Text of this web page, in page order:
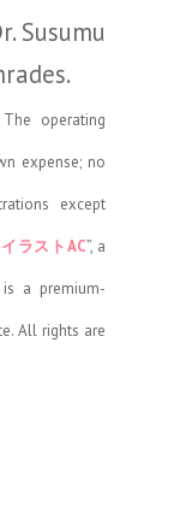
Susumu
operating
expense; no
except
イラストAC”, a
a premium-
All rights are